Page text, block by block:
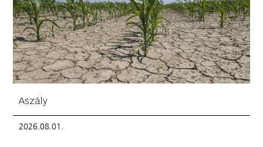
Aszály
2026.08.01.